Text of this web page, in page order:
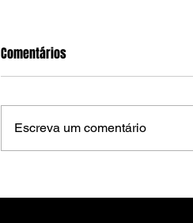
confiança na Câmara de
Comentários
Escreva um comentário